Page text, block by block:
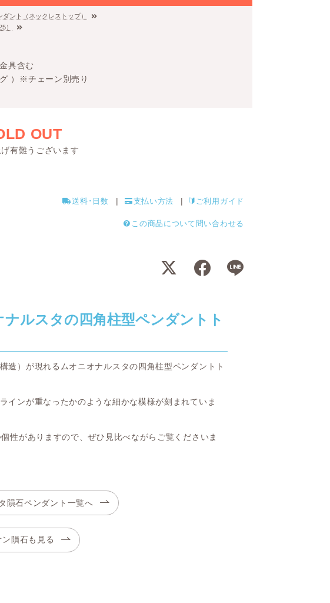
ダント（ネックレストップ）
）
具含む
）※チェーン別売り
OUT
有難うございます
送料･日数 支払い方法 ご利用ガイド
この商品について問い合わせる
ルスタの四角柱型ペンダントト
造）が現れるムオニオナルスタの四角柱型ペンダントト
インが重なったかのような細かな模様が刻まれていま
性がありますので、ぜひ見比べながらご覧くださいま
隕石ペンダント一覧へ
ン隕石も見る